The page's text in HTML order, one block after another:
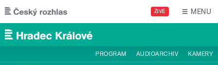
Přejít k hlavnímu obsahu
ŽIVĚ MENU
PROGRAM AUDIOARCHIV KAMERY